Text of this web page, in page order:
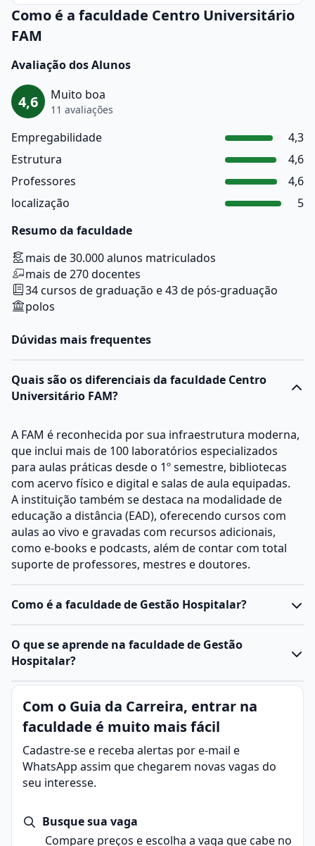
Como é a faculdade Centro Universitário
FAM
Avaliação dos Alunos
4,6 Muito boa
11 avaliações
Empregabilidade
4,3
Estrutura
4,6
Professores
4,6
localização
5
Resumo da faculdade
mais de 30.000 alunos matriculados
mais de 270 docentes
34 cursos de graduação e 43 de pós-graduação
polos
Dúvidas mais frequentes
Quais são os diferenciais da faculdade Centro
Universitário FAM?
A FAM é reconhecida por sua infraestrutura moderna,
que inclui mais de 100 laboratórios especializados
para aulas práticas desde o 1º semestre, bibliotecas
com acervo físico e digital e salas de aula equipadas.
A instituição também se destaca na modalidade de
educação a distância (EAD), oferecendo cursos com
aulas ao vivo e gravadas com recursos adicionais,
como e-books e podcasts, além de contar com total
suporte de professores, mestres e doutores.
Como é a faculdade de Gestão Hospitalar?
O curso de Gestão Hospitalarforma profissionais para
administrar serviços de saúde, com foco em
processos, qualidade assistencial e uso de recursos.
A graduação costuma ser oferecida como tecnológico
com duração média de dois a três anos, em formato
conteúdos deadministraçãoe saúde, além de
disciplinas voltadas alegislação,logística ,finanças
tecnologias do setor.
duração de 2 a 3 anos.
Pode ser feito presencialmente ou na modalidade EaD.
O que se aprende na faculdade de Gestão
Hospitalar?
Em resumo:
Gestão Hospitalar envolve administrar recursos,
equipes e processos em hospitais, clínicas e serviços
de saúde, garantindo eficiência, segurança e
qualidade no atendimento.
O curso de Gestão Hospitalar forma profissionais com
legislação, logística, qualidade e tecnologia aplicada à
saúde.
Com o Guia da Carreira, entrar na
faculdade é muito mais fácil
Cadastre-se e receba alertas por e-mail e
WhatsApp assim que chegarem novas vagas do
seu interesse.
Busque sua vaga
Compare preços e escolha a vaga que cabe no